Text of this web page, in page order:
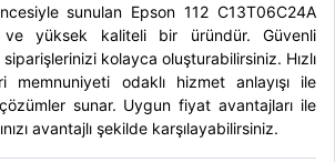
sunulan Epson 112 C13T06C24A
ve yüksek kaliteli bir üründür. Güvenli
siparişlerinizi kolayca oluşturabilirsiniz. Hızlı
memnuniyeti odaklı hizmet anlayışı ile
çözümler sunar. Uygun fiyat avantajları ile
avantajlı şekilde karşılayabilirsiniz.